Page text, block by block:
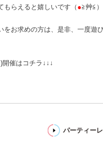
もらえると嬉しいです（ ●≧艸≦
お求めの方は、是非、一度遊
催はコチラ↓↓↓
パーティー